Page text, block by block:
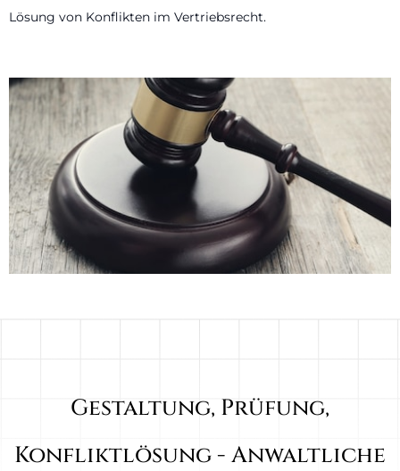
Lösung von Konflikten im Vertriebsrecht.
Gestaltung, Prüfung,
Konfliktlösung - Anwaltliche